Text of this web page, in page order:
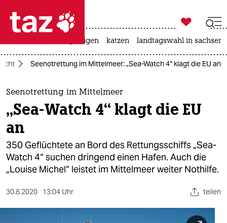
 taz zahl ich
taz zahl ich
themen
politik
öko
gesellschaft
sport

taz zahl ich
bergsteigen katzen landtagswahl in
Seenotrettung im Mittelmeer: „Sea-Watch 4“ klagt die EU an
Seenotrettung im Mittelmeer
„Sea-Watch 4“ klagt die EU
an
350 Geflüchtete an Bord des Rettungsschiffs „Sea-
Watch 4“ suchen dringend einen Hafen. Auch die
„Louise Michel“ leistet im Mittelmeer weiter Nothilfe.
30.8.2020 13:04 Uhr teilen